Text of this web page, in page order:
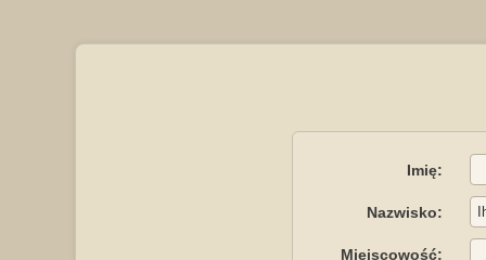
Imię:
Nazwisko:
Miejscowość: